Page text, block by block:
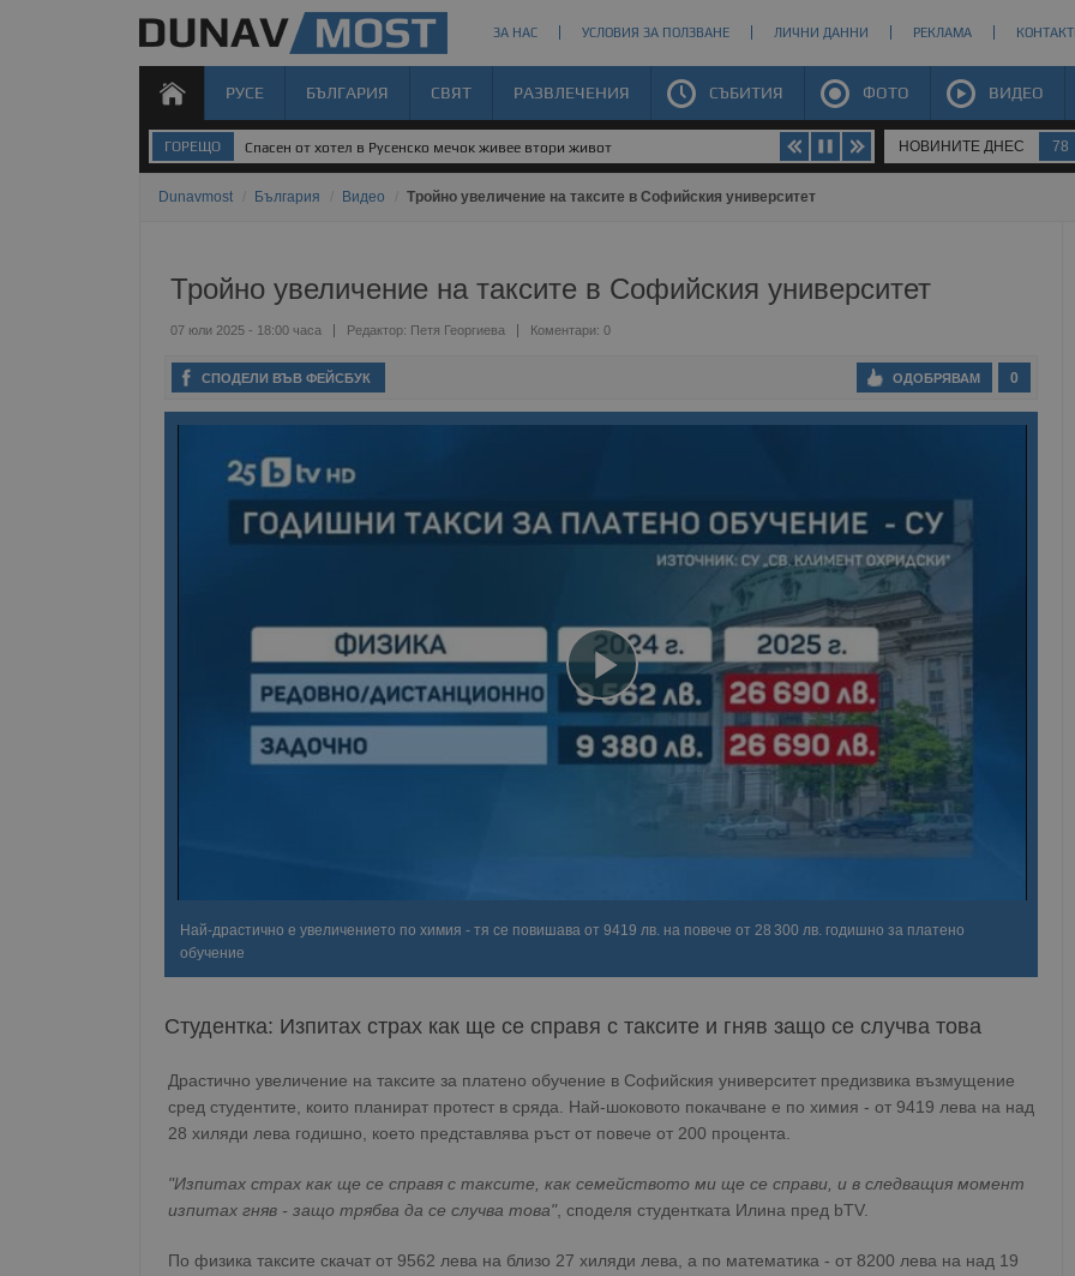
ЗА НАС УСЛОВИЯ ЗА ПОЛЗВАНЕ ЛИЧНИ ДАННИ РЕКЛАМА
РУСЕ БЪЛГАРИЯ СВЯТ РАЗВЛЕЧЕНИЯ СЪБИТИЯ ФОТО ВИДЕО
ГОРЕЩО Спасен от хотел в Русенско мечок живее втори живот НОВИНИТЕ ДНЕС 78
Dunavmost България Видео Тройно увеличение на таксите в Софийския университет
Тройно увеличение на таксите в Софийския университет
07 юли 2025 - 18:00 часа Редактор: Петя Георгиева Коментари: 0
СПОДЕЛИ ВЪВ ФЕЙСБУК 0
ОДОБРЯВАМ
Най-драстично е увеличението по химия - тя се повишава от 9419 лв. на повече от 28 300 лв. годишно за платено
обучение
Студентка: Изпитах страх как ще се справя с таксите и гняв защо се случва това
Драстично увеличение на таксите за платено обучение в Софийския университет предизвика възмущение
сред студентите, които планират протест в сряда. Най-шоковото покачване е по химия - от 9419 лева на над
28 хиляди лева годишно, което представлява ръст от повече от 200 процента.
"Изпитах страх как ще се справя с таксите, как семейството ми ще се справи, и в следващия момент
изпитах гняв - защо трябва да се случва това", споделя студентката Илина пред bTV.
По физика таксите скачат от 9562 лева на близо 27 хиляди лева, а по математика - от 8200 лева на над 19